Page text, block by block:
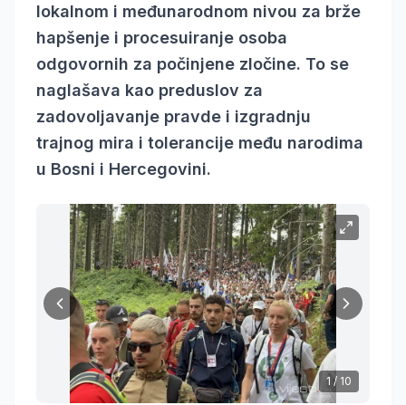
lokalnom i međunarodnom nivou za brže
hapšenje i procesuiranje osoba
odgovornih za počinjene zločine. To se
naglašava kao preduslov za
zadovoljavanje pravde i izgradnju
trajnog mira i tolerancije među narodima
u Bosni i Hercegovini.
1 / 10